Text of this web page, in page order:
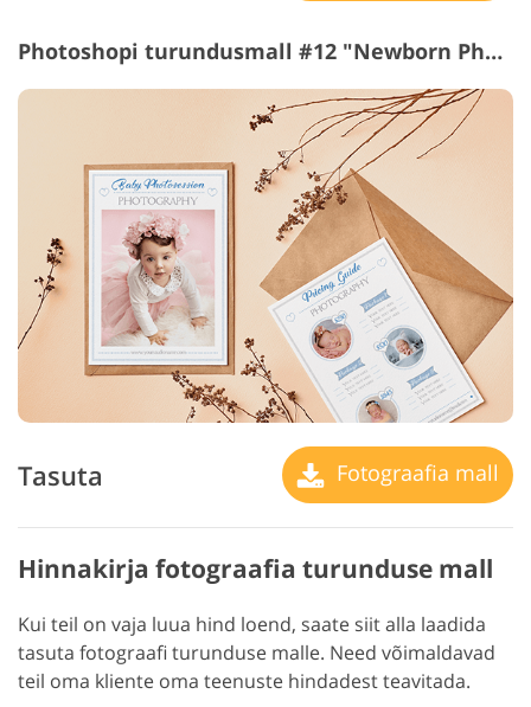
Photoshopi turundusmall #12 "Newborn Photography"
Tasuta Fotograafia mall
Hinnakirja fotograafia turunduse mall
Kui teil on vaja luua hind loend, saate siit alla laadida
tasuta fotograafi turunduse malle. Need võimaldavad
teil oma kliente oma teenuste hindadest teavitada.